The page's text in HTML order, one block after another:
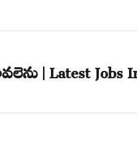
| Latest Jobs